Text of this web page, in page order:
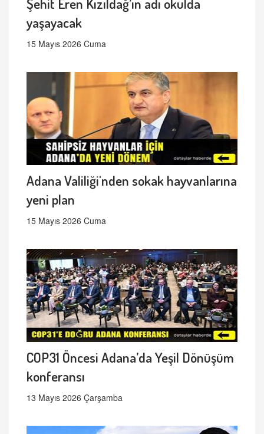
yaşayacak
15 Mayıs 2026 Cuma
Adana Valiliği'nden sokak hayvanlarına
yeni plan
15 Mayıs 2026 Cuma
COP31 Öncesi Adana’da Yeşil Dönüşüm
konferansı
13 Mayıs 2026 Çarşamba